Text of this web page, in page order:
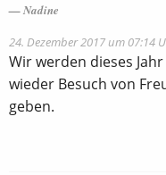
Nadine
24. Dezember 2017 um 07:14
Wir werden dieses
wieder Besuch von
geben.